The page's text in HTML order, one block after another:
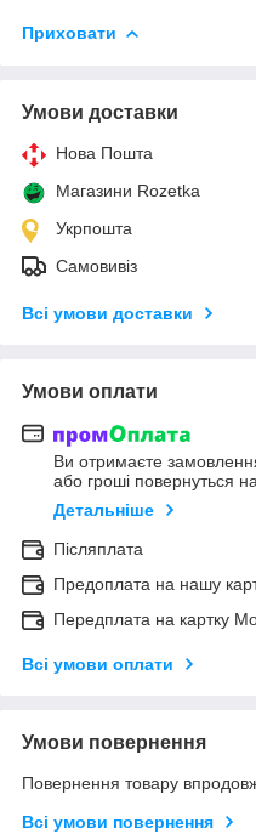
Приховати
Умови доставки
Нова Пошта
Магазини Rozetka
Укрпошта
Самовивіз
Всі умови доставки
Умови оплати
Ви отримаєте
або гроші повернуться
Детальніше
Післяплата
Предоплата на нашу
Передплата на картку
Всі умови оплати
Умови повернення
Повернення товару
Всі умови повернення